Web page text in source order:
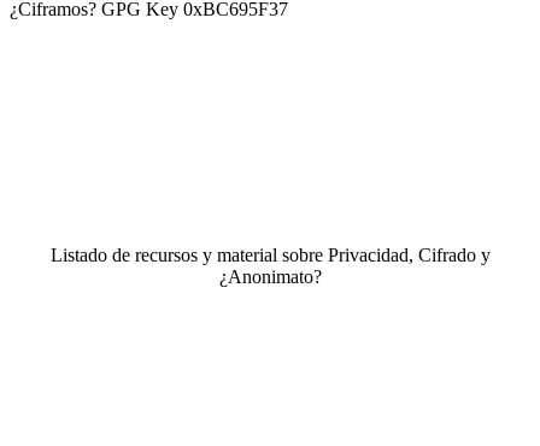
¿Ciframos? GPG Key 0xBC695F37
Listado de recursos y material sobre Privacidad, Cifrado y
¿Anonimato?